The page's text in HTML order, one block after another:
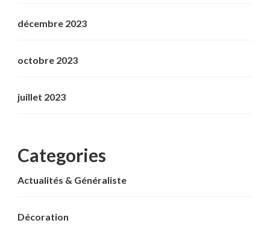
décembre 2023
octobre 2023
juillet 2023
Categories
Actualités & Généraliste
Décoration